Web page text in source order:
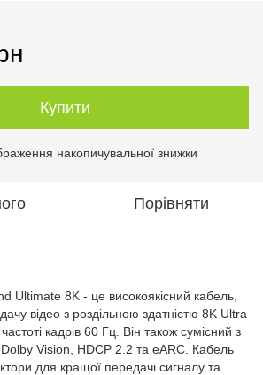
Купити
накопичувальної знижки
Порівняти
Ultimate 8K - це високоякісний кабель,
відео з роздільною здатністю 8K Ultra
кадрів 60 Гц. Він також сумісний з
Vision, HDCP 2.2 та eARC. Кабель
для кращої передачі сигналу та